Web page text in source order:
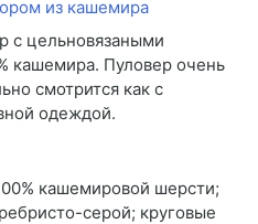
с цельновязаными
кашемира. Пуловер очень
смотрится как с
одеждой.
кашемировой шерсти;
серой; круговые